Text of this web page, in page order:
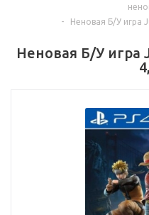
-
Неновая Б/У игра
Неновая Б/У игра